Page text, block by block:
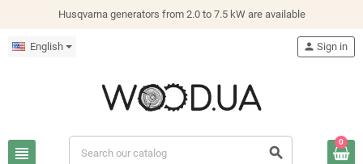
Husqvarna generators from 2.0 to 7.5 kW are available
English
view_headline search
person Sign in
0